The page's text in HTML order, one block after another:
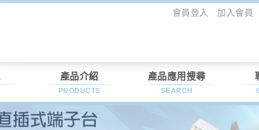
會員登入 加入會員
產品介紹
PRODUCTS
產品應用搜尋
SEARCH